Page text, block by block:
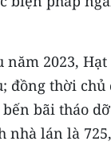
năm 2023,
đồng thời
bãi tháo
nhà lán là